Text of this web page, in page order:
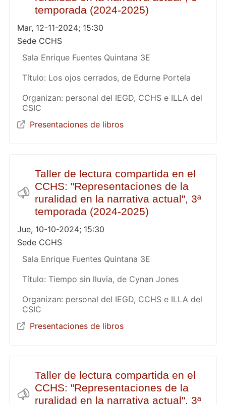
temporada (2024-2025)
Mar, 12-11-2024; 15:30
Sede CCHS
Sala Enrique Fuentes Quintana 3E
Título: Los ojos cerrados, de Edurne Portela
Organizan: personal del IEGD, CCHS e ILLA del
CSIC
Presentaciones de libros
Taller de lectura compartida en el
CCHS: "Representaciones de la
ruralidad en la narrativa actual", 3ª
temporada (2024-2025)
Jue, 10-10-2024; 15:30
Sede CCHS
Sala Enrique Fuentes Quintana 3E
Título: Tiempo sin lluvia, de Cynan Jones
Organizan: personal del IEGD, CCHS e ILLA del
CSIC
Presentaciones de libros
Taller de lectura compartida en el
CCHS: "Representaciones de la
ruralidad en la narrativa actual", 3ª